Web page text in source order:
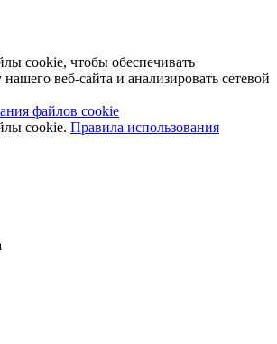
cookie, чтобы обеспечивать
веб-сайта и анализировать сетевой
файлов cookie
cookie. Правила использования